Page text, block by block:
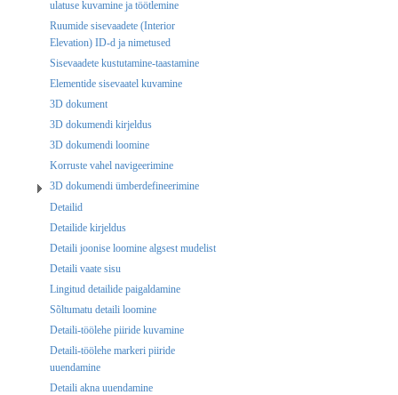
ulatuse kuvamine ja töötlemine
Ruumide sisevaadete (Interior
Elevation) ID-d ja nimetused
Sisevaadete kustutamine-taastamine
Elementide sisevaatel kuvamine
3D dokument
3D dokumendi kirjeldus
3D dokumendi loomine
Korruste vahel navigeerimine
3D dokumendi ümberdefineerimine
Detailid
Detailide kirjeldus
Detaili joonise loomine algsest mudelist
Detaili vaate sisu
Lingitud detailide paigaldamine
Sõltumatu detaili loomine
Detaili-töölehe piiride kuvamine
Detaili-töölehe markeri piiride
uuendamine
Detaili akna uuendamine